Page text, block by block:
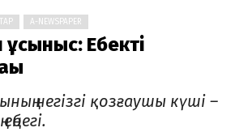
A-NEWSPAPER
Еңбектің
негізгі қозғаушы күші –